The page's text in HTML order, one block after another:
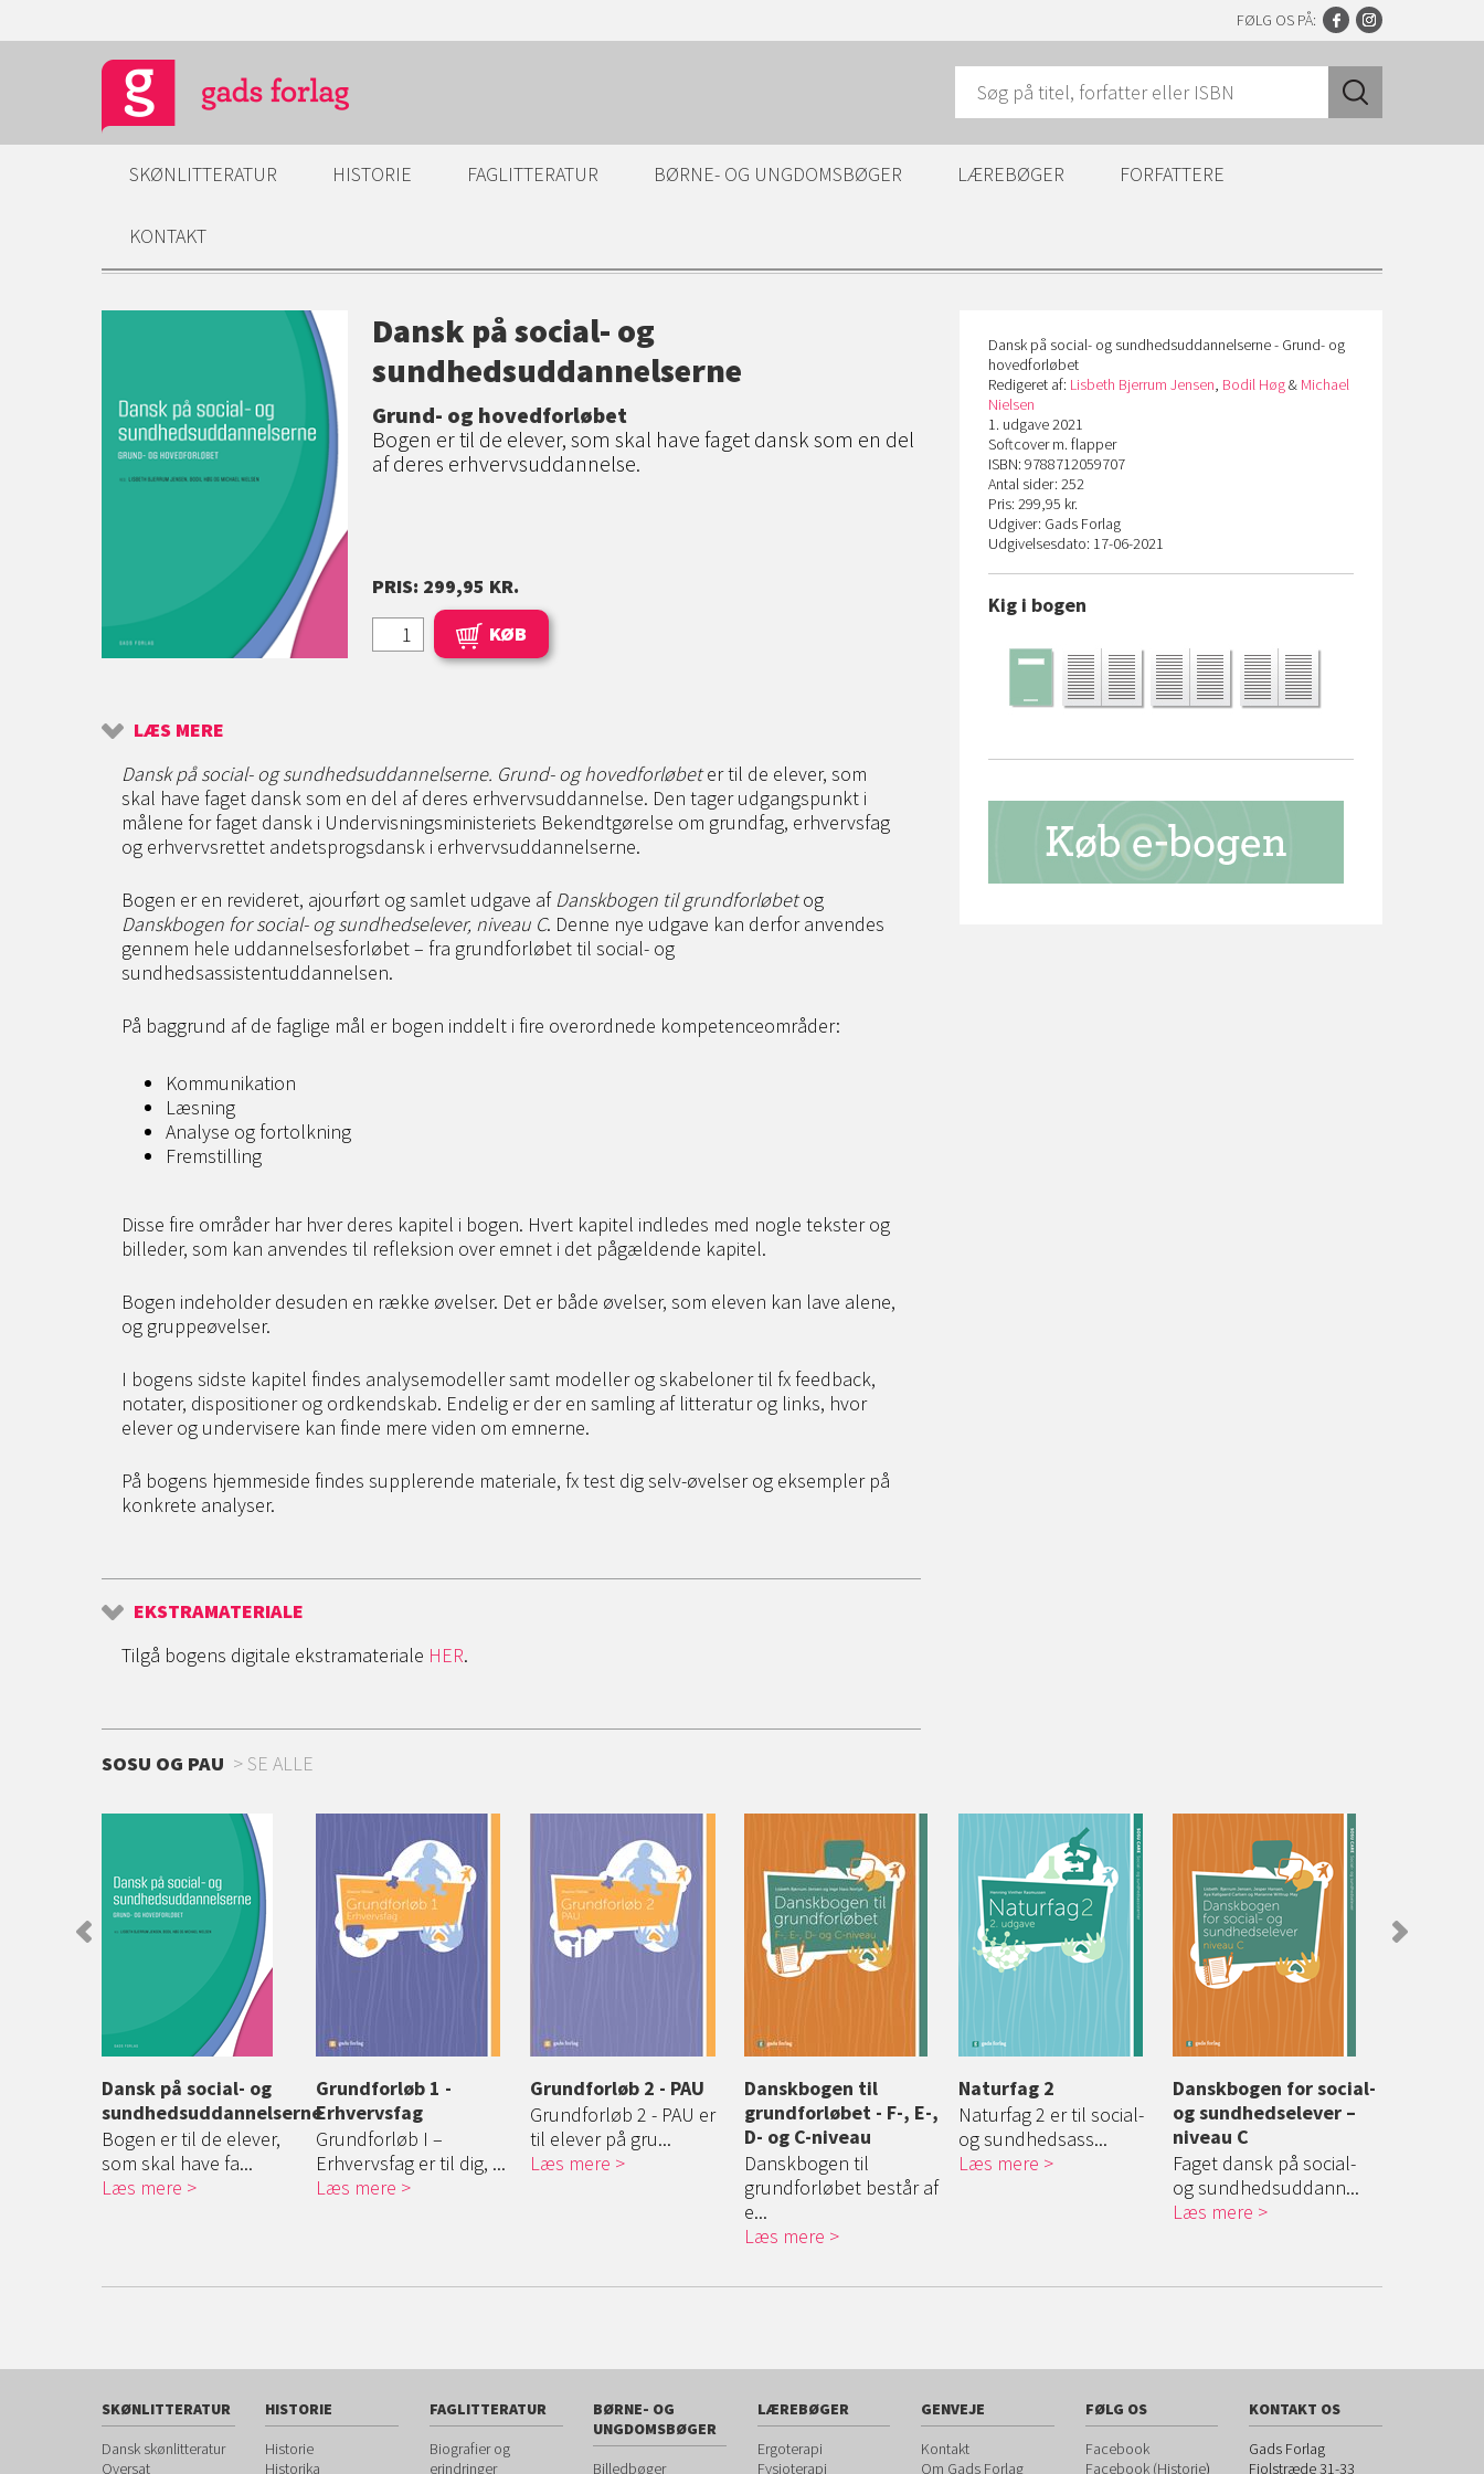
FØLG OS PÅ:
SKØNLITTERATUR HISTORIE FAGLITTERATUR BØRNE- OG UNGDOMSBØGER LÆREBØGER FORFATTERE
KONTAKT
Dansk på social- og
sundhedsuddannelserne
Grund- og hovedforløbet
Bogen er til de elever, som skal have faget dansk som en del
af deres erhvervsuddannelse.
PRIS: 299,95 KR.
KØB
LÆS MERE
Dansk på social- og sundhedsuddannelserne. Grund- og hovedforløbeter til de elever, som
skal have faget dansk som en del af deres erhvervsuddannelse. Den tager udgangspunkt i
målene for faget dansk i Undervisningsministeriets Bekendtgørelse om grundfag, erhvervsfag
og erhvervsrettet andetsprogsdansk i erhvervsuddannelserne.
Bogen er en revideret, ajourført og samlet udgave afDanskbogen til grundforløbetog
Danskbogen for social- og sundhedselever, niveau C. Denne nye udgave kan derfor anvendes
gennem hele uddannelsesforløbet – fra grundforløbet til social- og
sundhedsassistentuddannelsen.
På baggrund af de faglige mål er bogen inddelt i fire overordnede kompetenceområder:
Kommunikation
Læsning
Analyse og fortolkning
Fremstilling
Disse fire områder har hver deres kapitel i bogen. Hvert kapitel indledes med nogle tekster og
billeder, som kan anvendes til refleksion over emnet i det pågældende kapitel.
Bogen indeholder desuden en række øvelser. Det er både øvelser, som eleven kan lave alene,
og gruppeøvelser.
I bogens sidste kapitel findes analysemodeller samt modeller og skabeloner til fx feedback,
notater, dispositioner og ordkendskab. Endelig er der en samling af litteratur og links, hvor
elever og undervisere kan finde mere viden om emnerne.
På bogens hjemmeside findes supplerende materiale, fx test dig selv-øvelser og eksempler på
konkrete analyser.
EKSTRAMATERIALE
Tilgå bogens digitale ekstramateriale HER.
Dansk på social- og sundhedsuddannelserne - Grund- og
hovedforløbet
Redigeret af: Lisbeth Bjerrum Jensen, Bodil Høg& Michael
Nielsen
1. udgave 2021
Softcover m. flapper
ISBN: 9788712059707
Antal sider: 252
Pris: 299,95 kr.
Udgiver: Gads Forlag
Udgivelsesdato: 17-06-2021
Kig i bogen
SOSU OG PAU SE ALLE
Dansk på social- og
sundhedsuddannelserne
Bogen er til de elever,
som skal have fa...
Læs mere
Grundforløb 1 -
Erhvervsfag
Grundforløb I –
Erhvervsfag er til dig, ...
Læs mere
Grundforløb 2 - PAU
Grundforløb 2 - PAU er
til elever på gru...
Læs mere
Danskbogen til
grundforløbet - F-, E-,
D- og C-niveau
Danskbogen til
grundforløbet består af
e...
Læs mere
Naturfag 2
Naturfag 2 er til social-
og sundhedsass...
Læs mere
Danskbogen for social-
og sundhedselever –
niveau C
Faget dansk på social-
og sundhedsuddann...
Læs mere
SKØNLITTERATUR
Dansk skønlitteratur
Oversat
HISTORIE
Historie
Historika
FAGLITTERATUR
Biografier og
erindringer
BØRNE- OG
UNGDOMSBØGER
Billedbøger
LÆREBØGER
Ergoterapi
Fysioterapi
GENVEJE
Kontakt
Om Gads Forlag
FØLG OS
Facebook
Facebook (Historie)
KONTAKT OS
Gads Forlag
Fiolstræde 31-33